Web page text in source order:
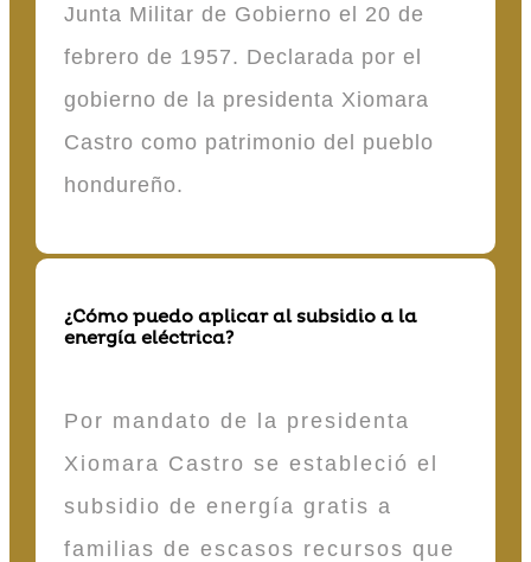
Junta Militar de Gobierno el 20 de
febrero de 1957. Declarada por el
gobierno de la presidenta Xiomara
Castro como patrimonio del pueblo
hondureño.
¿Cómo puedo aplicar al subsidio a la
energía eléctrica?
Por mandato de la presidenta
Xiomara Castro se estableció el
subsidio de energía gratis a
familias de escasos recursos que